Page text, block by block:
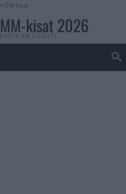
EM-kisat
kisat 2026
MM-KISOISTA